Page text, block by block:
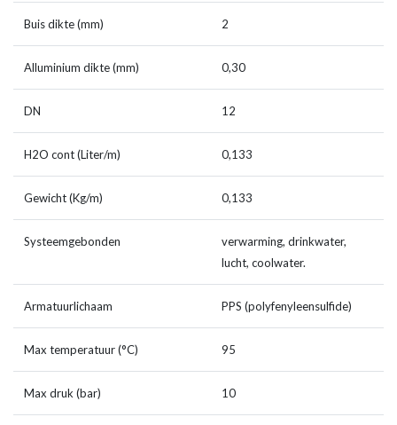
Buis dikte (mm) 2
Alluminium dikte (mm) 0,30
DN 12
H2O cont (Liter/m) 0,133
Gewicht (Kg/m) 0,133
Systeemgebonden
verwarming, drinkwater,
lucht, coolwater.
Armatuurlichaam PPS (polyfenyleensulfide)
Max temperatuur (°C) 95
Max druk (bar) 10